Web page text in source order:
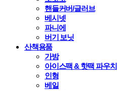
핸들커버/글러브
베시넷
파니에
버기 보닛
산책용품
가방
아이스팩 & 핫팩 파우치
인형
베일